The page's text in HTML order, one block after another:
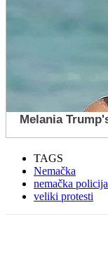
TAGS
Nemačka
nemačka policija
veliki protesti